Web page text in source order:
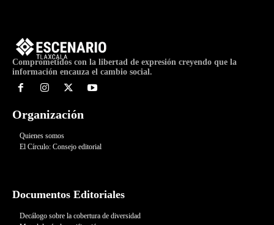
Comprometidos con la libertad de expresión creyendo que la
información encauza el cambio social.
Organización
Quienes somos
El Círculo: Consejo editorial
Documentos Editoriales
Decálogo sobre la cobertura de diversidad